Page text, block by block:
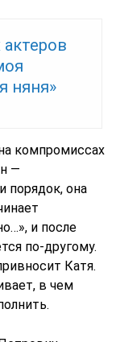
няня»
компромиссах
—
порядок, она
и после
по-другому.
Катя.
в чем